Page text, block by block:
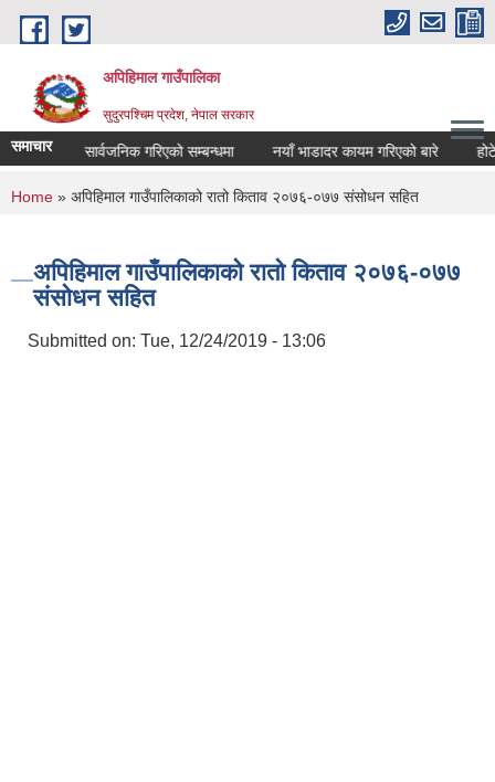
Skip to main content
अपिहिमाल गाउँपालिका
सुदुरपश्चिम प्रदेश, नेपाल सरकार
समाचार
खर्च विवरण सार्वजनिक गरिएको सम्बन्धमा नयाँ भाडादर कायम गरिएको बारे
You are here
Home » अपिहिमाल गाउँपालिकाको रातो किताव २०७६-०७७ संसोधन सहित
अपिहिमाल गाउँपालिकाको रातो किताव २०७६-०७७
संसोधन सहित
Submitted on: Tue, 12/24/2019 - 13:06